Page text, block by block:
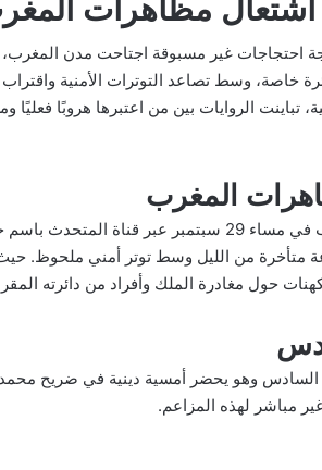
مظاهرات
احتجاجات غير مسبوقة اجتاحت مدن المغرب،
خاصة، وسط تصاعد التوترات الأمنية
الروايات بين من اعتبرها هروبًا فعليًا
المغرب
من الليل وسط توتر أمني ملحوظ. حيث
حول مغادرة الملك وأفراد من دائرته
وهو يحضر أمسية دينية في ضريح
مباشر لهذه المزاعم.